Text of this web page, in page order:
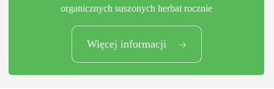
Zdolność produkcyjna
organicznych suszonych herbat rocznie
Więcej informacji